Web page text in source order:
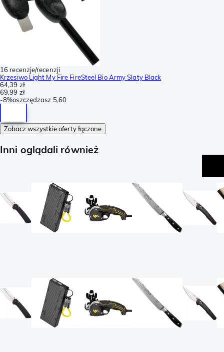
16 recenzje/recenzji
Krzesiwo Light My Fire FireSteel Bio Army Slaty Black
64,39 zł
69,99 zł
-8%oszczędzasz 5,60
Zobacz wszystkie oferty łączone
Inni oglądali również